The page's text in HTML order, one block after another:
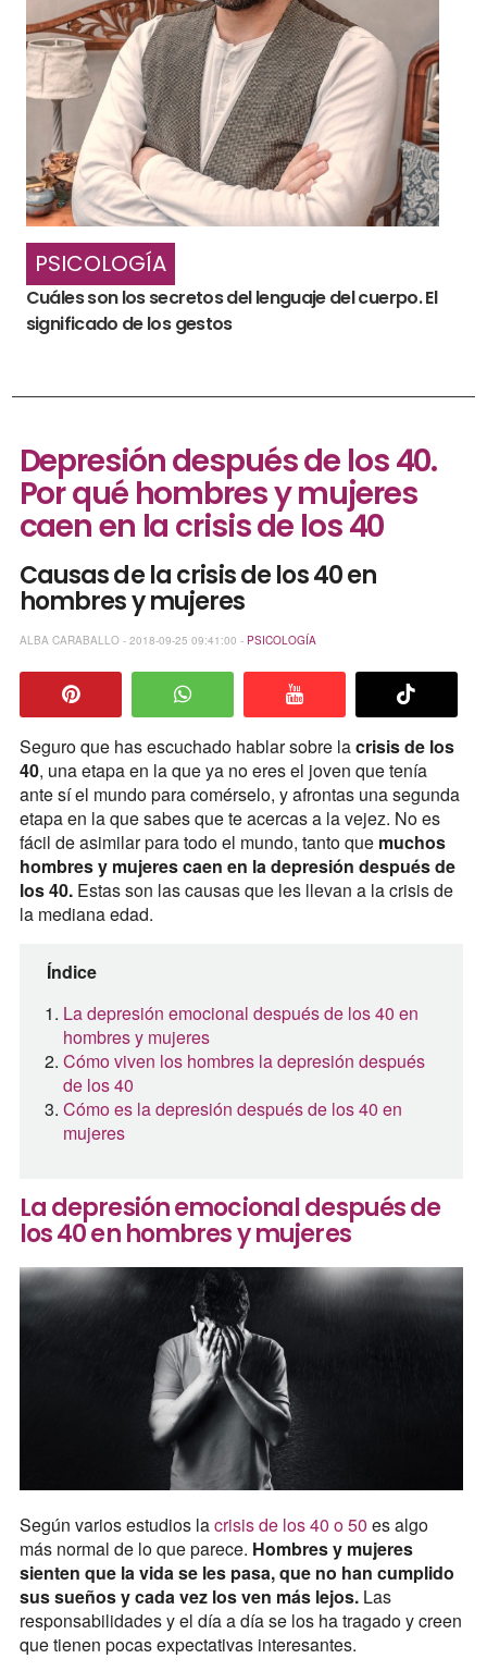
PSICOLOGÍA
Cuáles son los secretos del lenguaje del cuerpo. El
significado de los gestos
Depresión después de los 40.
Por qué hombres y mujeres
caen en la crisis de los 40
Causas de la crisis de los 40 en
hombres y mujeres
ALBA CARABALLO - 2018-09-25 09:41:00 - PSICOLOGÍA
Seguro que has escuchado hablar sobre lacrisis de los
40, una etapa en la que ya no eres el joven que tenía
ante sí el mundo para comérselo, y afrontas una segunda
etapa en la que sabes que te acercas a la vejez. No es
fácil de asimilar para todo el mundo, tanto que muchos
hombres y mujeres caen en la depresión después de
los 40.Estas son las causas que les llevan a la crisis de
la mediana edad.
Índice
La depresión emocional después de los 40 en
hombres y mujeres
Cómo viven los hombres la depresión después
de los 40
Cómo es la depresión después de los 40 en
mujeres
La depresión emocional después de
los 40 en hombres y mujeres
Según varios estudios lacrisis de los 40 o 50 es algo
más normal de lo que parece. Hombres y mujeres
sienten que la vida se les pasa, que no han cumplido
sus sueños y cada vez los ven más lejos.Las
responsabilidades y el día a día se los ha tragado y creen
que tienen pocas expectativas interesantes.